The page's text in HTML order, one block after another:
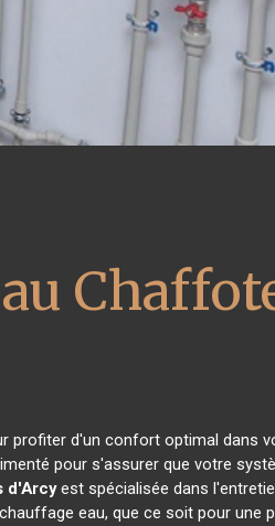
profiter d'un confort optimal dans
pour s'assurer que votre
d'Arcyest spécialisée dans
eau, que ce soit pour une